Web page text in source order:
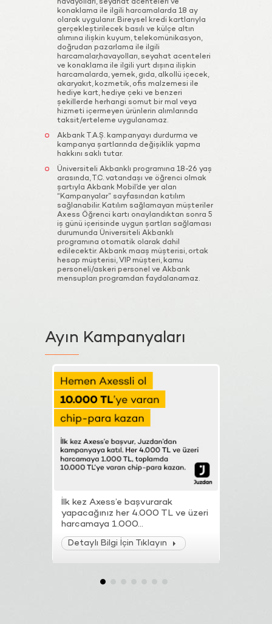
havayolları, seyahat acenteleri ve
konaklama ile ilgili harcamalarda 18 ay
olarak uygulanır. Bireysel kredi kartlarıyla
gerçekleştirilecek basılı ve külçe altın
alımına ilişkin kuyum, telekomünikasyon,
doğrudan pazarlama ile ilgili
harcamalar,havayolları, seyahat acenteleri
ve konaklama ile ilgili yurt dışına ilişkin
harcamalarda, yemek, gıda, alkollü içecek,
akaryakıt, kozmetik, ofis malzemesi ile
hediye kart, hediye çeki ve benzeri
şekillerde herhangi somut bir mal veya
hizmeti içermeyen ürünlerin alımlarında
taksit/erteleme uygulanamaz.
Akbank T.A.Ş. kampanyayı durdurma ve
kampanya şartlarında değişiklik yapma
hakkını saklı tutar.
Üniversiteli Akbanklı programına 18-26 yaş
arasında, T.C. vatandaşı ve öğrenci olmak
şartıyla Akbank Mobil’de yer alan
“Kampanyalar” sayfasından katılım
sağlanabilir. Katılım sağlamayan müşteriler
Axess Öğrenci kartı onaylandıktan sonra 5
iş günü içerisinde uygun şartları sağlaması
durumunda Üniversiteli Akbanklı
programına otomatik olarak dahil
edilecektir. Akbank maaş müşterisi, ortak
hesap müşterisi, VIP müşteri, kamu
personeli/askeri personel ve Akbank
mensupları programdan faydalanamaz.
Ayın Kampanyaları
İlk kez Axess’e başvurarak
yapacağınız her 4.000 TL ve üzeri
harcamaya 1.000...
Detaylı Bilgi İçin Tıklayın